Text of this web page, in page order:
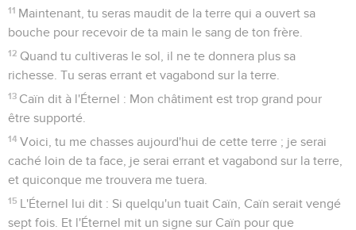
11 Maintenant, tu seras maudit de la terre qui a ouvert sa
bouche pour recevoir de ta main le sang de ton frère.
12 Quand tu cultiveras le sol, il ne te donnera plus sa
richesse. Tu seras errant et vagabond sur la terre.
13 Caïn dit à l'Éternel : Mon châtiment est trop grand pour
être supporté.
14 Voici, tu me chasses aujourd'hui de cette terre ; je serai
caché loin de ta face, je serai errant et vagabond sur la terre,
et quiconque me trouvera me tuera.
15 L'Éternel lui dit : Si quelqu'un tuait Caïn, Caïn serait vengé
sept fois. Et l'Éternel mit un signe sur Caïn pour que